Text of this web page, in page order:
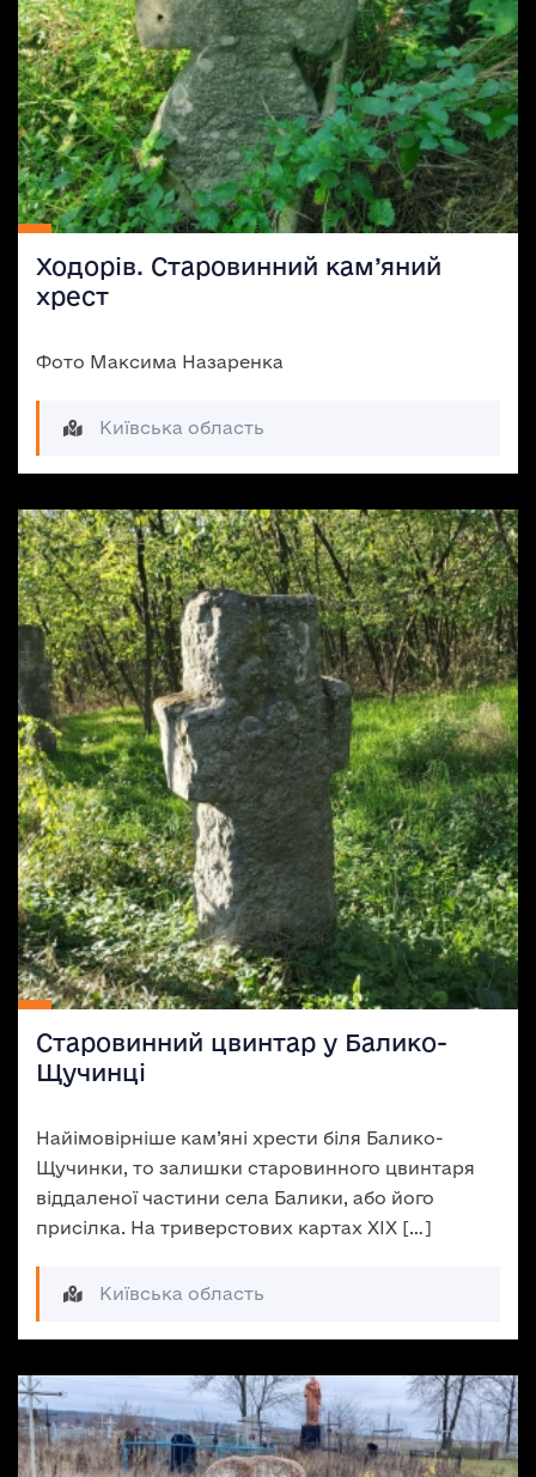
Ходорів. Старовинний кам’яний
хрест
Фото Максима Назаренка
Київська область
Старовинний цвинтар у Балико-
Щучинці
Найімовірніше кам’яні хрести біля Балико-
Щучинки, то залишки старовинного цвинтаря
віддаленої частини села Балики, або його
присілка. На триверстових картах ХІХ […]
Київська область